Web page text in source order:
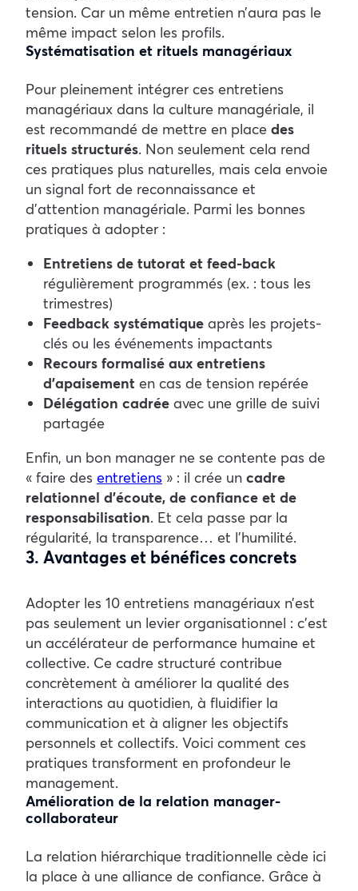
tension. Car un même entretien n’aura pas le
même impact selon les profils.
Systématisation et rituels managériaux
Pour pleinement intégrer ces entretiens
managériaux dans la culture managériale, il
est recommandé de mettre en place des
rituels structurés. Non seulement cela rend
ces pratiques plus naturelles, mais cela envoie
un signal fort de reconnaissance et
d’attention managériale. Parmi les bonnes
pratiques à adopter :
Entretiens de tutorat et feed-back
régulièrement programmés (ex. : tous les
trimestres)
Feedback systématique après les projets-
clés ou les événements impactants
Recours formalisé aux entretiens
d’apaisement en cas de tension repérée
Délégation cadrée avec une grille de suivi
partagée
Enfin, un bon manager ne se contente pas de
« faire des entretiens » : il crée un cadre
relationnel d’écoute, de confiance et de
responsabilisation. Et cela passe par la
régularité, la transparence… et l’humilité.
3. Avantages et bénéfices concrets
Adopter les 10 entretiens managériaux n’est
pas seulement un levier organisationnel : c’est
un accélérateur de performance humaine et
collective. Ce cadre structuré contribue
concrètement à améliorer la qualité des
interactions au quotidien, à fluidifier la
communication et à aligner les objectifs
personnels et collectifs. Voici comment ces
pratiques transforment en profondeur le
management.
Amélioration de la relation manager-
collaborateur
La relation hiérarchique traditionnelle cède ici
la place à une alliance de confiance. Grâce à